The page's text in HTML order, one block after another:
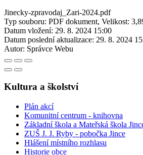
Jinecky-zpravodaj_Zari-2024.pdf
Typ souboru: PDF dokument, Velikost:
Datum vložení: 29. 8. 2024 15:00
Datum poslední aktualizace: 29. 8. 2024
Autor: Správce Webu
Kultura a školství
Plán akcí
Komunitní centrum - knihovna
Základní škola a Mateřská škola
ZUŠ J. J. Ryby - pobočka Jince
Hlášení místního rozhlasu
Historie obce